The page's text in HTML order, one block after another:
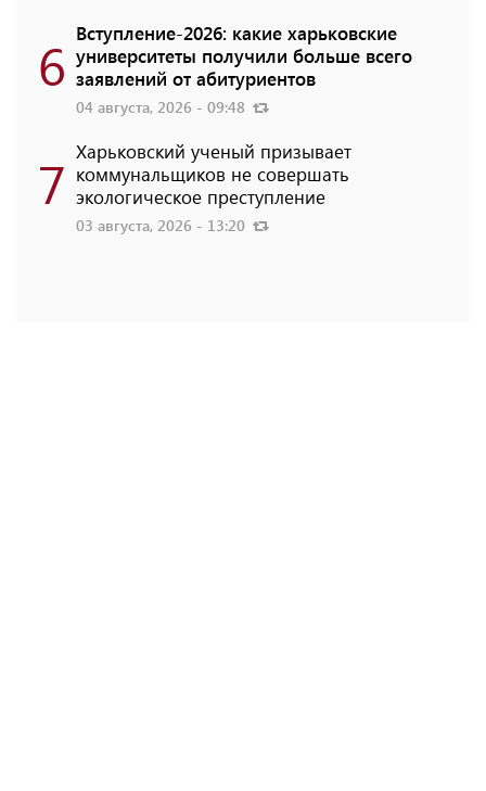
6 Вступление-2026: какие харьковские
университеты получили больше всего
заявлений от абитуриентов
04 августа, 2026 - 09:48
7 Харьковский ученый призывает
коммунальщиков не совершать
экологическое преступление
03 августа, 2026 - 13:20